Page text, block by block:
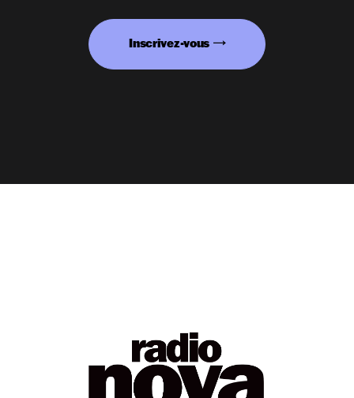
Inscrivez-vous